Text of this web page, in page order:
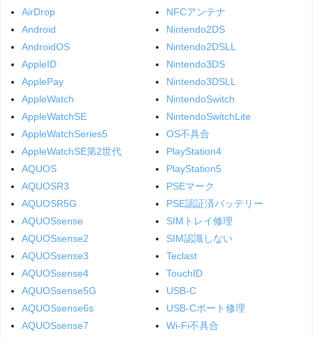
AirDrop
Android
AndroidOS
AppleID
ApplePay
AppleWatch
AppleWatchSE
AppleWatchSeries5
AppleWatchSE第2世代
AQUOS
AQUOSR3
AQUOSR5G
AQUOSsense
AQUOSsense2
AQUOSsense3
AQUOSsense4
AQUOSsense5G
AQUOSsense6s
AQUOSsense7
NFCアンテナ
Nintendo2DS
Nintendo2DSLL
Nintendo3DS
Nintendo3DSLL
NintendoSwitch
NintendoSwitchLite
OS不具合
PlayStation4
PlayStation5
PSEマーク
PSE認証済バッテリー
SIMトレイ修理
SIM認識しない
Teclast
TouchID
USB-C
USB-Cポート修理
Wi-Fi不具合